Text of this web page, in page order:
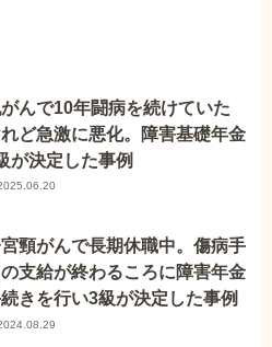
んで10年闘病を続けていた
ど急激に悪化。障害基礎年金
が決定した事例
頸がんで長期休職中。傷病手
支給が終わるころに障害年金
きを行い3級が決定した事例